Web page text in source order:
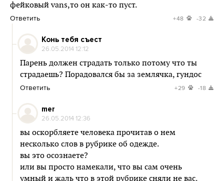
фейковый vans,то он как-то пуст.
Ответить +48 -32
Конь тебя съест
26.05.2014 12:12
Парень должен страдать только потому что ты
страдаешь? Порадовался бы за землячка, гундос
Ответить +29 -18
mer
26.05.2014 12:36
вы оскорбляете человека прочитав о нем
несколько слов в рубрике об одежде.
вы это осознаете?
или вы просто намекали, что вы сам очень
умный и жаль что в этой рубрике сняли не вас.